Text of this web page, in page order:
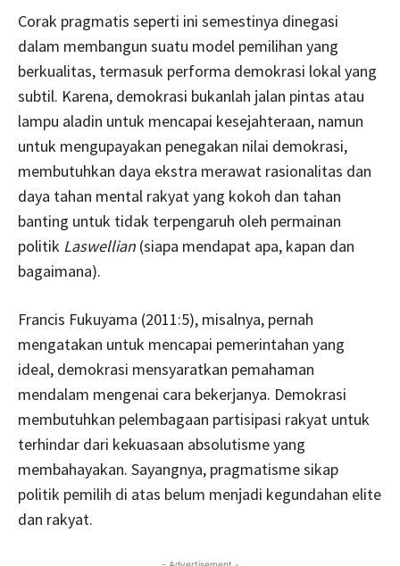
Corak pragmatis seperti ini semestinya dinegasi
dalam membangun suatu model pemilihan yang
berkualitas, termasuk performa demokrasi lokal yang
subtil. Karena, demokrasi bukanlah jalan pintas atau
lampu aladin untuk mencapai kesejahteraan, namun
untuk mengupayakan penegakan nilai demokrasi,
membutuhkan daya ekstra merawat rasionalitas dan
daya tahan mental rakyat yang kokoh dan tahan
banting untuk tidak terpengaruh oleh permainan
politik Laswellian (siapa mendapat apa, kapan dan
bagaimana).
Francis Fukuyama (2011:5), misalnya, pernah
mengatakan untuk mencapai pemerintahan yang
ideal, demokrasi mensyaratkan pemahaman
mendalam mengenai cara bekerjanya. Demokrasi
membutuhkan pelembagaan partisipasi rakyat untuk
terhindar dari kekuasaan absolutisme yang
membahayakan. Sayangnya, pragmatisme sikap
politik pemilih di atas belum menjadi kegundahan elite
dan rakyat.